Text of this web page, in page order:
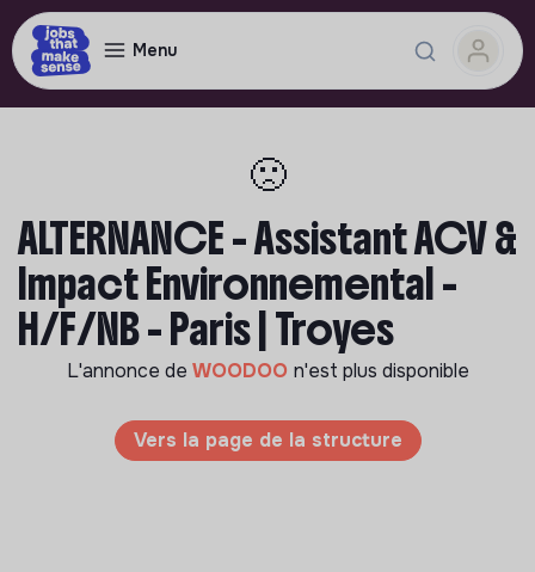
Menu
🙁
ALTERNANCE - Assistant ACV &
Impact Environnemental -
H/F/NB - Paris | Troyes
L'annonce de WOODOO n'est plus disponible
Vers la page de la structure